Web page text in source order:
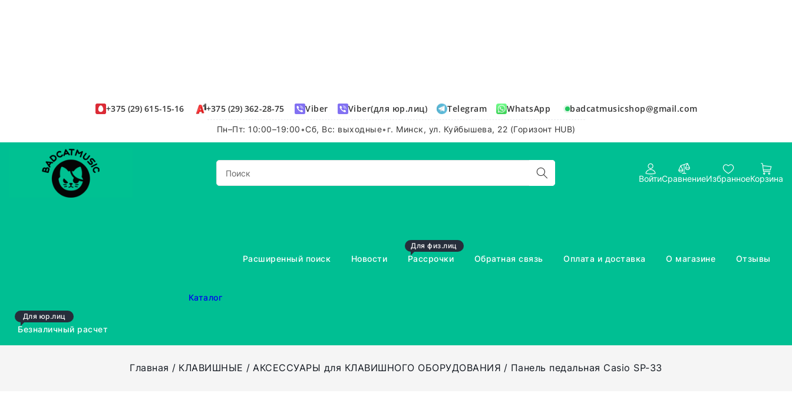
+375 (29) 615-15-16 +375 (29) 362-28-75 Viber Viber(для юр.лиц) Telegram WhatsApp badcatmusicshop@gmail.com
Пн–Пт: 10:00–19:00•Сб, Вс: выходные• г. Минск, ул. Куйбышева, 22 (Горизонт HUB)
ВойтиСравнениеИзбранноеКорзина
Каталог
Расширенный поиск Новости
Для физ.лиц
Рассрочки Обратная связь Оплата и доставка О магазине Отзывы
Для юр.лиц
Безналичный расчет
Главная КЛАВИШНЫЕ АКСЕССУАРЫ для КЛАВИШНОГО ОБОРУДОВАНИЯ Панель педальная Casio SP-33